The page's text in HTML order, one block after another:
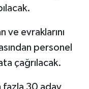
ve evraklarını
personel
çağrılacak.
fazla 30 aday